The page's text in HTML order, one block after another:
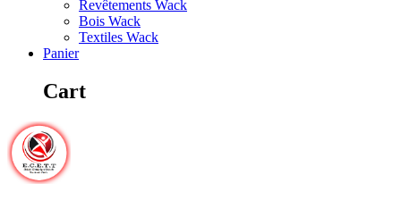
Revêtements Wack
Bois Wack
Textiles Wack
Panier
Cart